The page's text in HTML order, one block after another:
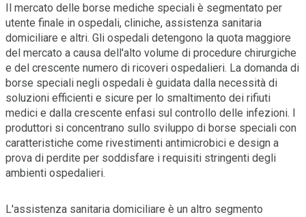
Il mercato delle borse mediche speciali è segmentato per
utente finale in ospedali, cliniche, assistenza sanitaria
domiciliare e altri. Gli ospedali detengono la quota maggiore
del mercato a causa dell'alto volume di procedure chirurgiche
e del crescente numero di ricoveri ospedalieri. La domanda di
borse speciali negli ospedali è guidata dalla necessità di
soluzioni efficienti e sicure per lo smaltimento dei rifiuti
medici e dalla crescente enfasi sul controllo delle infezioni. I
produttori si concentrano sullo sviluppo di borse speciali con
caratteristiche come rivestimenti antimicrobici e design a
prova di perdite per soddisfare i requisiti stringenti degli
ambienti ospedalieri.
L'assistenza sanitaria domiciliare è un altro segmento